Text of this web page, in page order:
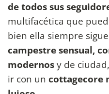
de todos sus
multifacética que
bien ella siempre
campestre sensual,
modernosy de
ir con un cottagecore